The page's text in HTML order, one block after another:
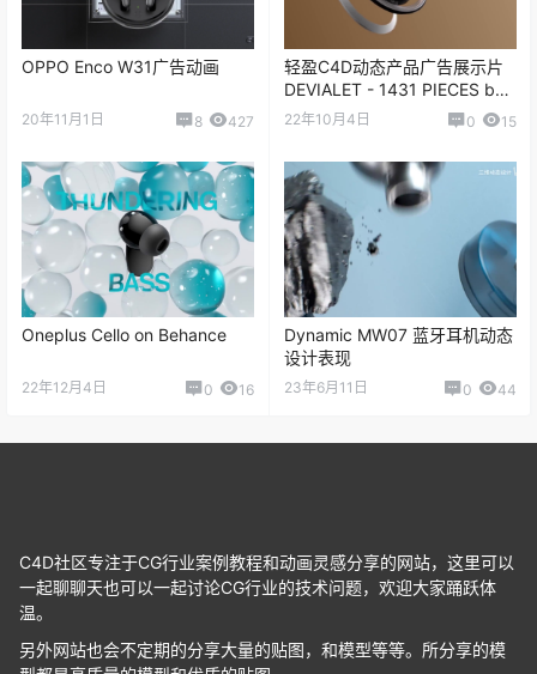
OPPO Enco W31广告动画
20年11月1日 8 427
轻盈C4D动态产品广告展示片
DEVIALET - 1431 PIECES by
Melvin LR
22年10月4日 0 15
Oneplus Cello on Behance
22年12月4日 0 16
Dynamic MW07 蓝牙耳机动态
设计表现
23年6月11日 0 44
C4D社区专注于CG行业案例教程和动画灵感分享的网站，这里可以
一起聊聊天也可以一起讨论CG行业的技术问题，欢迎大家踊跃体
温。
另外网站也会不定期的分享大量的贴图，和模型等等。所分享的模